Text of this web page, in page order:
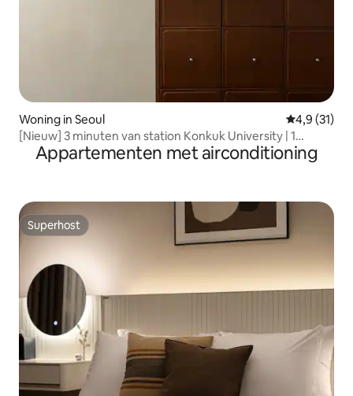
Woning in Seoul
4,9 (31)
[Nieuw] 3 minuten van station Konkuk University | 1
minuut van de luchthavenbus | 1 halte van station
Seongsu | Vroeg inchecken
Appartementen met airconditioning
Superhost
Superhost